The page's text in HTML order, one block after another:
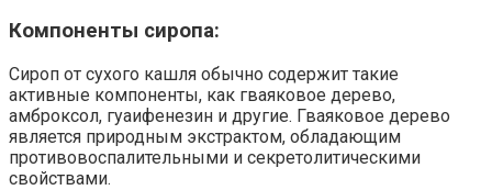
Компоненты сиропа:
Сироп от сухого кашля обычно содержит такие
активные компоненты, как гваяковое дерево,
амброксол, гуаифенезин и другие. Гваяковое дерево
является природным экстрактом, обладающим
противовоспалительными и секретолитическими
свойствами.